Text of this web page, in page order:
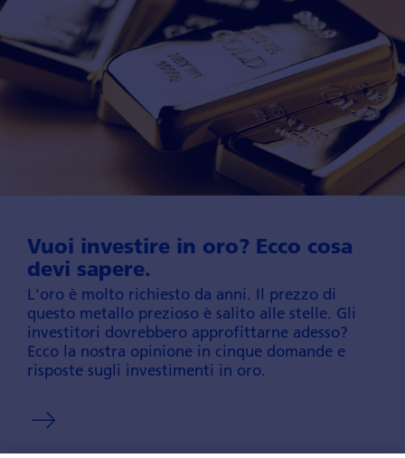
Vuoi investire in oro? Ecco cosa
devi sapere.
L'oro è molto richiesto da anni. Il prezzo di
questo metallo prezioso è salito alle stelle. Gli
investitori dovrebbero approfittarne adesso?
Ecco la nostra opinione in cinque domande e
risposte sugli investimenti in oro.